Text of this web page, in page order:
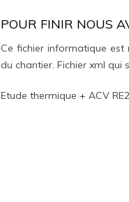
POUR FINIR NOUS
Ce fichier informatique
du chantier. Fichier xml qui
Etude thermique + ACV